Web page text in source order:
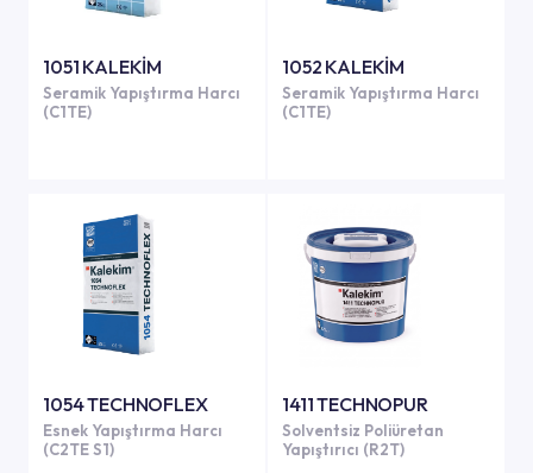
1051 KALEKİM
Seramik Yapıştırma Harcı
(C1TE)
1052 KALEKİM
Seramik Yapıştırma Harcı
(C1TE)
1054 TECHNOFLEX
Esnek Yapıştırma Harcı
(C2TE S1)
1411 TECHNOPUR
Solventsiz Poliüretan
Yapıştırıcı (R2T)